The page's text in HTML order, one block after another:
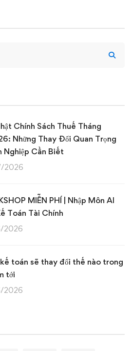
Chính Sách Thuế Tháng
Những Thay Đổi Quan Trọng
Nghiệp Cần Biết
2026
MIỄN PHÍ | Nhập Môn AI
Toán Tài Chính
2026
toán sẽ thay đổi thế nào trong
tới
2026